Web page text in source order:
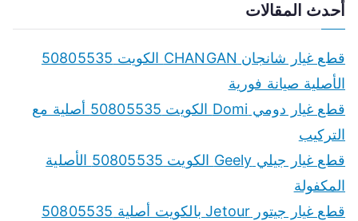
r
أحدث المقالات
قطع غيار شانجان CHANGAN الكويت 50805535
الأصلية صيانة فورية
قطع غيار دومي Domi الكويت 50805535 أصلية مع
التركيب
قطع غيار جيلي Geely الكويت 50805535 الأصلية
المكفولة
قطع غيار جيتور Jetour بالكويت أصلية 50805535